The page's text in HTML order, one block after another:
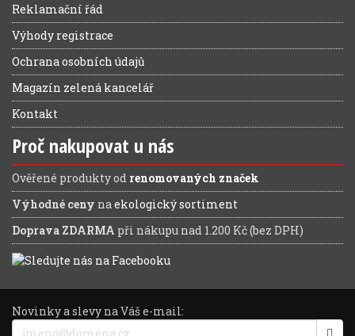
Reklamační řád
Výhody registrace
Ochrana osobních údajů
Magazín zelená kancelář
Kontakt
Proč nakupovat u nás
Ověřené produkty od renomovaných značek
Výhodné ceny naekologický sortiment
Doprava ZDARMA při nákupu nad 1.200 Kč (bez DPH)
Novinky a slevy na Váš e-mail: